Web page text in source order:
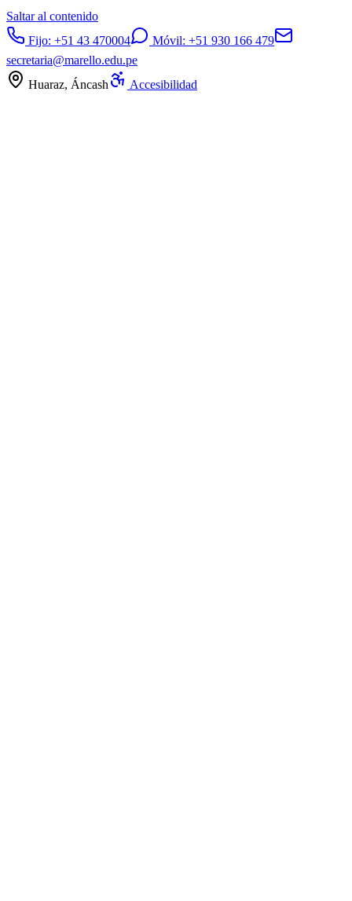
Saltar al contenido
Fijo: +51 43 470004 Móvil: +51 930 166 479
secretaria@marello.edu.pe
Huaraz, Áncash
Accesibilidad